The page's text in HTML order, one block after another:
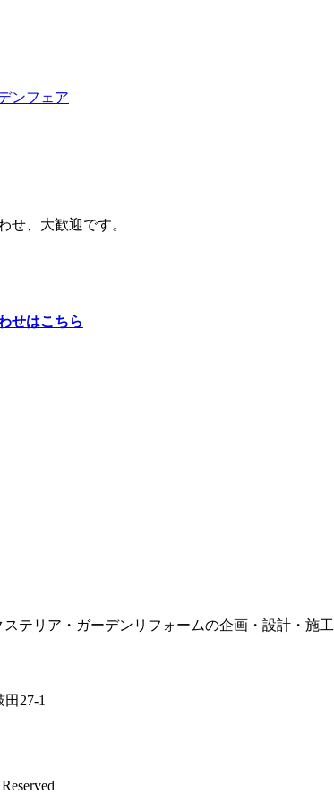
ンフェア
せ、大歓迎です。
せはこちら
テリア・ガーデンリフォームの企画・設計・施工
田27-1